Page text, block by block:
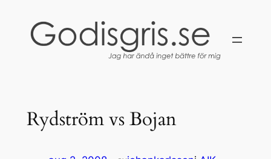
innehåll
Rydström vs Bojan